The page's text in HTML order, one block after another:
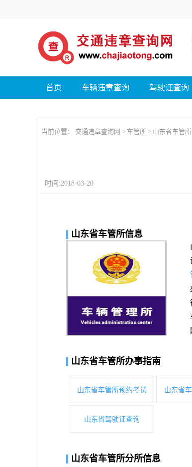
首页 车辆违章查询 驾驶证查询
当前位置： 交通违章查询网 > 车管所 > 山东省车管所
时间:2018-03-20
山东省车管所信息
山东省车管所办事指南
山东省车管所预约考试 山东省
山东省驾驶证查询
山东省车管所分所信息